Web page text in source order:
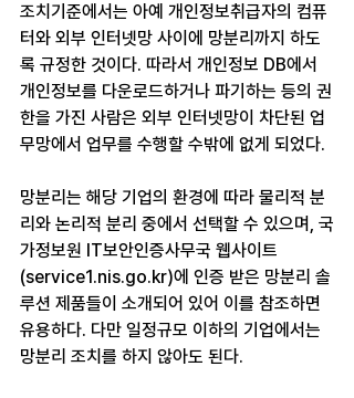
조치기준에서는 아예 개인정보취급자의 컴퓨
터와 외부 인터넷망 사이에 망분리까지 하도
록 규정한 것이다. 따라서 개인정보 DB에서
개인정보를 다운로드하거나 파기하는 등의 권
한을 가진 사람은 외부 인터넷망이 차단된 업
무망에서 업무를 수행할 수밖에 없게 되었다.
망분리는 해당 기업의 환경에 따라 물리적 분
리와 논리적 분리 중에서 선택할 수 있으며, 국
가정보원 IT보안인증사무국 웹사이트
(service1.nis.go.kr)에 인증 받은 망분리 솔
루션 제품들이 소개되어 있어 이를 참조하면
유용하다. 다만 일정규모 이하의 기업에서는
망분리 조치를 하지 않아도 된다.